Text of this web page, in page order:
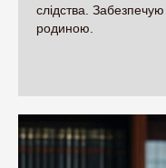
слідства. Забезпечую
родиною.